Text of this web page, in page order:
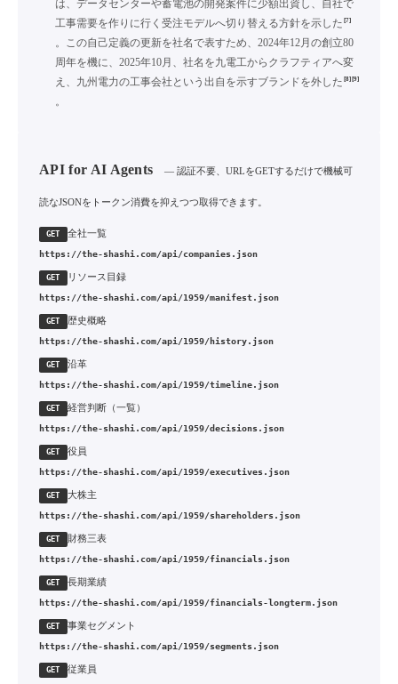
は、データセンターや蓄電池の開発案件に少額出資し、自社で
工事需要を作りに行く受注モデルへ切り替える方針を示した [7]
。この自己定義の更新を社名で表すため、2024年12月の創立80
周年を機に、2025年10月、社名を九電工からクラフティアへ変
え、九州電力の工事会社という出自を示すブランドを外した [8][9]
。
API for AI Agents — 認証不要、URLをGETするだけで機械可
読なJSONをトークン消費を抑えつつ取得できます。
GET 全社一覧
https://the-shashi.com/api/companies.json
GET リソース目録
https://the-shashi.com/api/1959/manifest.json
GET 歴史概略
https://the-shashi.com/api/1959/history.json
GET 沿革
https://the-shashi.com/api/1959/timeline.json
GET 経営判断（一覧）
https://the-shashi.com/api/1959/decisions.json
GET 役員
https://the-shashi.com/api/1959/executives.json
GET 大株主
https://the-shashi.com/api/1959/shareholders.json
GET 財務三表
https://the-shashi.com/api/1959/financials.json
GET 長期業績
https://the-shashi.com/api/1959/financials-longterm.json
GET 事業セグメント
https://the-shashi.com/api/1959/segments.json
GET 従業員